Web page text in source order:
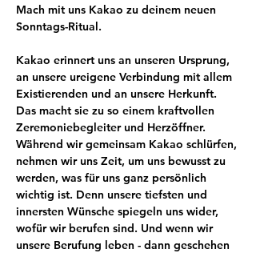
Mach mit uns Kakao zu deinem neuen
Sonntags-Ritual.
Kakao erinnert uns an unseren Ursprung,
an unsere ureigene Verbindung mit allem
Existierenden und an unsere Herkunft.
Das macht sie zu so einem kraftvollen
Zeremoniebegleiter und Herzöffner.
Während wir gemeinsam Kakao schlürfen,
nehmen wir uns Zeit, um uns bewusst zu
werden, was für uns ganz persönlich
wichtig ist. Denn unsere tiefsten und
innersten Wünsche spiegeln uns wider,
wofür wir berufen sind. Und wenn wir
unsere Berufung leben - dann geschehen